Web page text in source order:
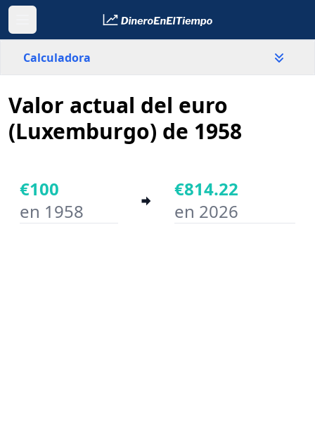
Calculadora
Luxemburgo
País
Año inicial
Valor actual del euro
(Luxemburgo) de 1958
€100
en 1958
€814.22
en 2026